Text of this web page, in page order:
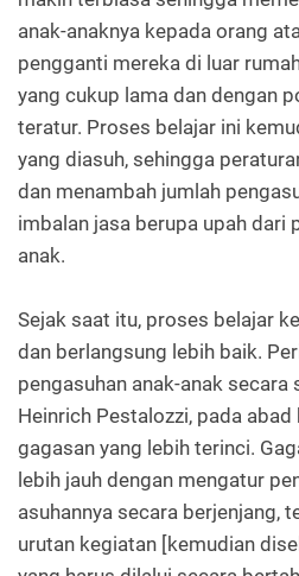
anak-anaknya kepada orang
pengganti mereka di luar
yang cukup lama dan dengan
teratur. Proses belajar ini
yang diasuh, sehingga
dan menambah jumlah
imbalan jasa berupa upah dari
anak.
Sejak saat itu, proses belajar
dan berlangsung lebih baik.
pengasuhan anak-anak
Heinrich Pestalozzi, pada
gagasan yang lebih terinci.
lebih jauh dengan mengatur
asuhannya secara berjenjang,
urutan kegiatan [kemudian